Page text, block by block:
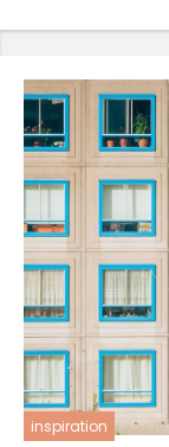
inspiration